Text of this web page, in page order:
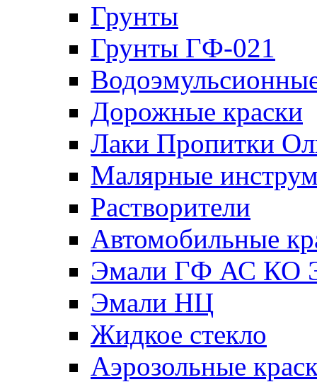
Грунты
Грунты ГФ-021
Дорожные краски
Лаки Пропитки
Малярные
Растворители
Автомобильные
Эмали ГФ АС КО
Эмали НЦ
Жидкое стекло
Аэрозольные